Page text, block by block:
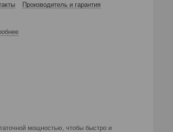
Производитель и гарантия
мощностью, чтобы быстро и